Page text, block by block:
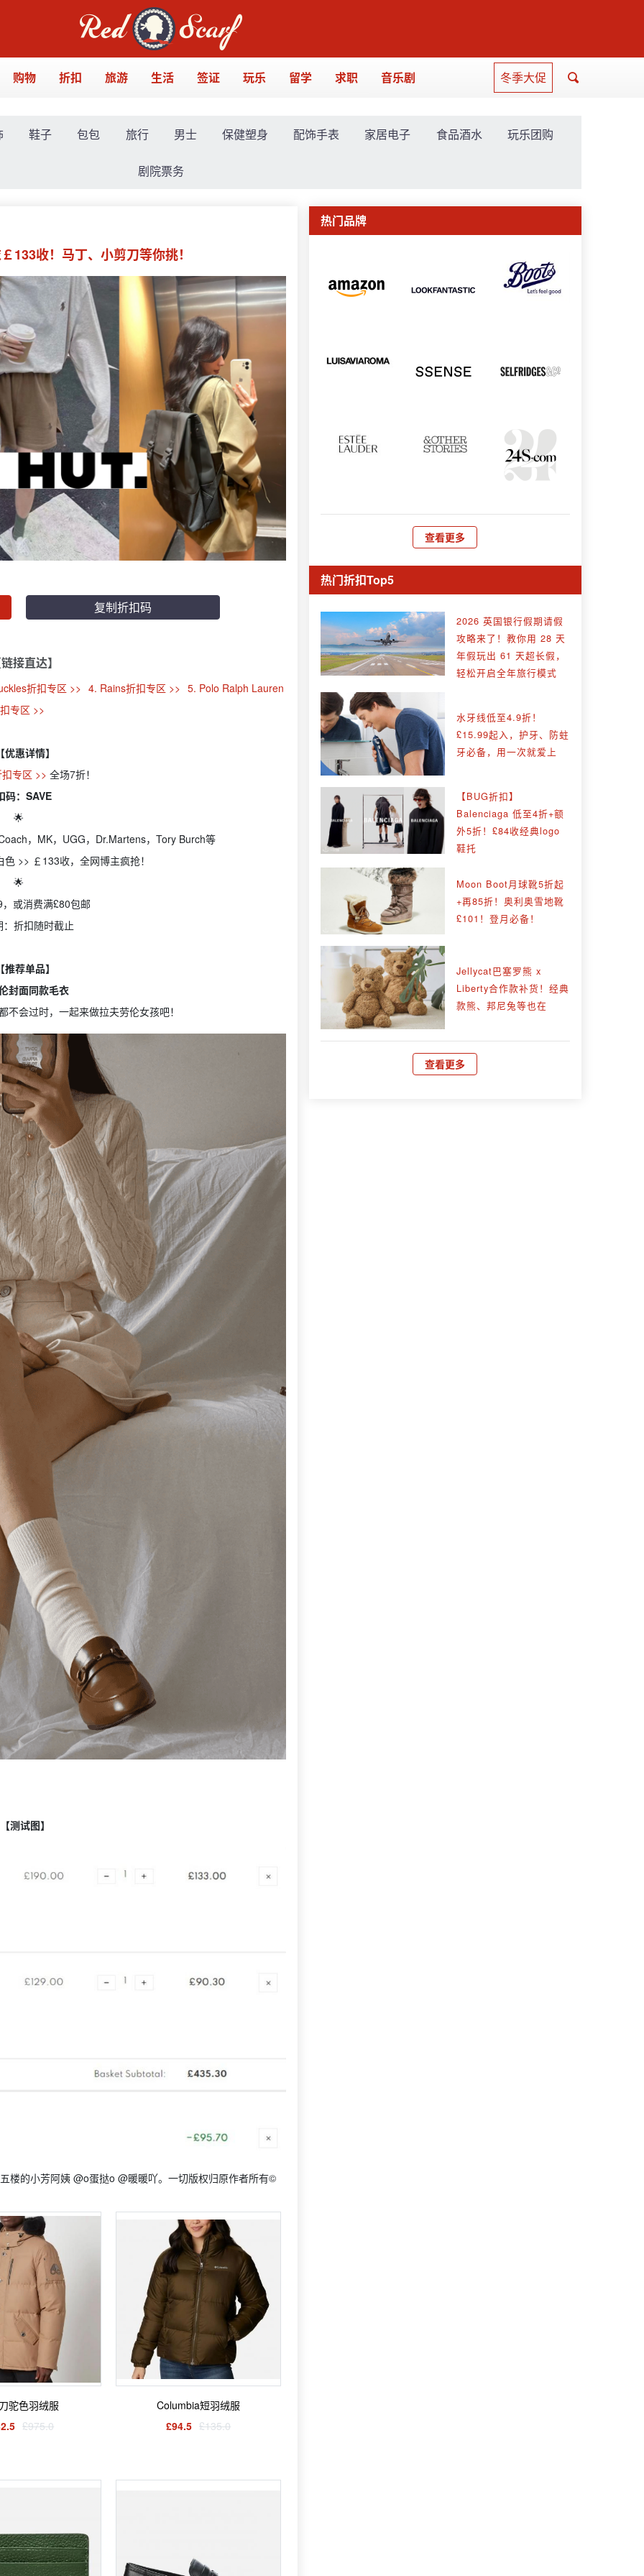
购物 折扣 旅游 生活 签证 玩乐 留学 求职 音乐剧 冬季大促
鞋子 包包 旅行 男士 保健塑身 配饰手表 家居电子 食品酒水 玩乐团购
剧院票务
133收！马丁、小剪刀等你挑！
复制折扣码
接直达】
折扣专区 >> 4. Rains折扣专区 >> 5. Polo Ralph Lauren
专区 >>
优惠详情】
专区 >> 全场7折！
码：SAVE
🌟
，MK，UGG，Dr.Martens，Tory Burch等
>> ￡133收，全网博主疯抢！
🌟
或消费满£80包邮
：折扣随时截止
推荐单品】
封面同款毛衣
会过时，一起来做拉夫劳伦女孩吧！
测试图】
楼的小芳阿姨 @o蛋挞o @暖暖吖。一切版权归原作者所有©️
驼色羽绒服
£975.0
Columbia短羽绒服
£94.5 £135.0
热门品牌
查看更多
热门折扣Top5
2026 英国银行假期请假
攻略来了！教你用 28 天
年假玩出 61 天超长假，
轻松开启全年旅行模式
水牙线低至4.9折！
£15.99起入，护牙、防蛀
牙必备，用一次就爱上
【BUG折扣】
Balenciaga 低至4折+额
外5折！£84收经典logo
鞋托
Moon Boot月球靴5折起
+再85折！奥利奥雪地靴
£101！登月必备！
Jellycat巴塞罗熊 x
Liberty合作款补货！经典
款熊、邦尼兔等也在
查看更多